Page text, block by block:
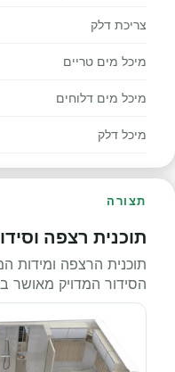
צריכת דלק
מיכל מים טריים
מיכל מים דלוחים
מיכל דלק
תצורה
תוכנית רצפה
תוכנית הרצפה ומידות
הסידור המדויק מאושר